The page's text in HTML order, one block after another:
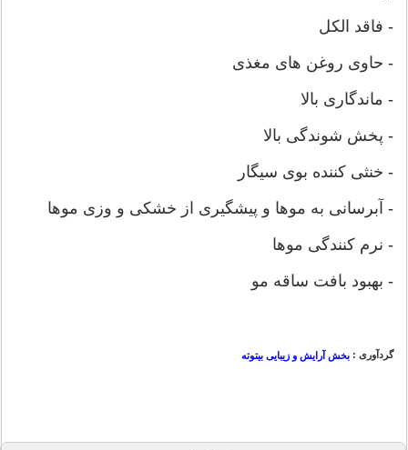
- فاقد الکل
- حاوی روغن های مغذی
- ماندگاری بالا
- پخش شوندگی بالا
- خنثی کننده بوی سیگار
- آبرسانی به موها و پیشگیری از خشکی و وزی موها
- نرم کنندگی موها
- بهبود بافت ساقه مو
گردآوری : بخش آرایش و زیبایی بیتوته